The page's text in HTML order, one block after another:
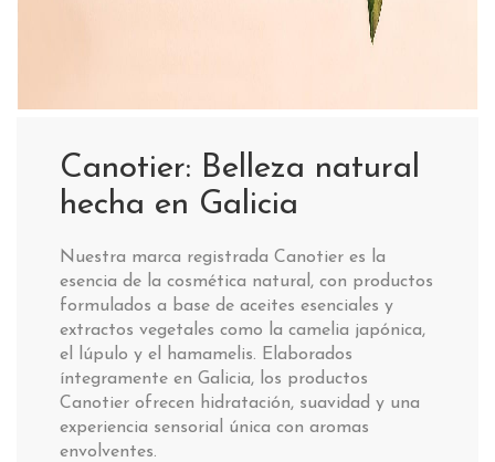
Canotier: Belleza natural
hecha en Galicia
Nuestra marca registrada Canotier es la
esencia de la cosmética natural, con productos
formulados a base de aceites esenciales y
extractos vegetales como la camelia japónica,
el lúpulo y el hamamelis. Elaborados
íntegramente en Galicia, los productos
Canotier ofrecen hidratación, suavidad y una
experiencia sensorial única con aromas
envolventes.